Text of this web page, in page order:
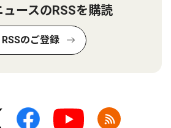
ースのRSSを購読
RSSのご登録